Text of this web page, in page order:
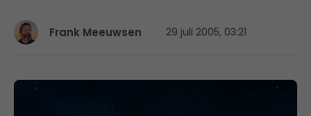
Frank Meeuwsen 29 juli 2005, 03:21